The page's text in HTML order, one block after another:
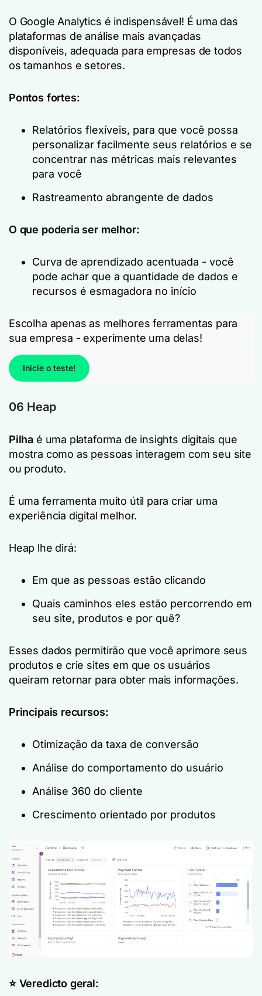
O Google Analytics é indispensável! É uma das
plataformas de análise mais avançadas
disponíveis, adequada para empresas de todos
os tamanhos e setores.
Pontos fortes:
Relatórios flexíveis, para que você possa
personalizar facilmente seus relatórios e se
concentrar nas métricas mais relevantes
para você
Rastreamento abrangente de dados
O que poderia ser melhor:
Curva de aprendizado acentuada - você
pode achar que a quantidade de dados e
recursos é esmagadora no início
Escolha apenas as melhores ferramentas para
sua empresa - experimente uma delas!
Inicie o teste!
06 Heap
Pilha é uma plataforma de insights digitais que
mostra como as pessoas interagem com seu site
ou produto.
É uma ferramenta muito útil para criar uma
experiência digital melhor.
Heap lhe dirá:
Em que as pessoas estão clicando
Quais caminhos eles estão percorrendo em
seu site, produtos e por quê?
Esses dados permitirão que você aprimore seus
produtos e crie sites em que os usuários
queiram retornar para obter mais informações.
Principais recursos:
Otimização da taxa de conversão
Análise do comportamento do usuário
Análise 360 do cliente
Crescimento orientado por produtos
⭐️ Veredicto geral: